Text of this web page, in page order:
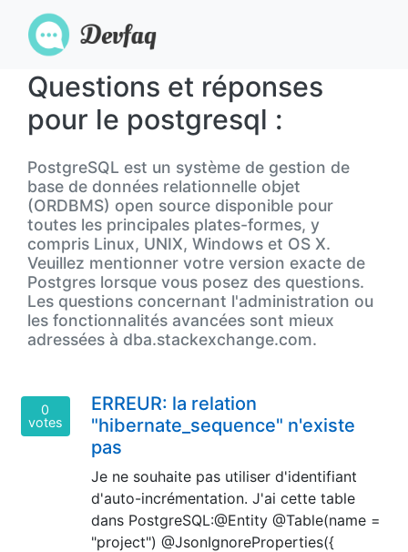
Questions et réponses
pour le postgresql :
PostgreSQL est un système de gestion de
base de données relationnelle objet
(ORDBMS) open source disponible pour
toutes les principales plates-formes, y
compris Linux, UNIX, Windows et OS X.
Veuillez mentionner votre version exacte de
Postgres lorsque vous posez des questions.
Les questions concernant l'administration ou
les fonctionnalités avancées sont mieux
adressées à dba.stackexchange.com.
0
votes
ERREUR: la relation
"hibernate_sequence" n'existe
pas
Je ne souhaite pas utiliser d'identifiant
d'auto-incrémentation. J'ai cette table
dans PostgreSQL:@Entity @Table(name =
"project") @JsonIgnoreProperties({